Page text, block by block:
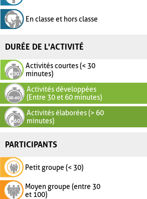
En classe et hors classe
DURÉE DE L'ACTIVITÉ
Activités courtes (< 30
minutes)
Activités développées
(Entre 30 et 60 minutes)
Activités élaborées (> 60
minutes)
PARTICIPANTS
Petit groupe (< 30)
Moyen groupe (entre 30
et 100)